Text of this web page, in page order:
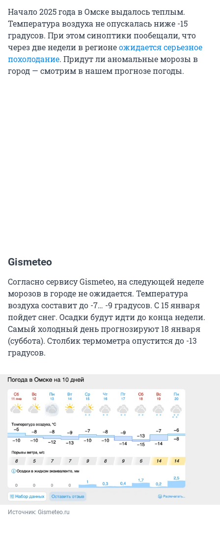
Начало 2025 года в Омске выдалось теплым.
Температура воздуха не опускалась ниже -15
градусов. При этом синоптики пообещали, что
через две недели в регионеожидается серьезное
похолодание. Придут ли аномальные морозы в
город — смотрим в нашем прогнозе погоды.
Gismeteo
Согласно сервису Gismeteo, на следующей неделе
морозов в городе не ожидается. Температура
воздуха составит до -7… -9 градусов. С 15 января
пойдет снег. Осадки будут идти до конца недели.
Самый холодный день прогнозируют 18 января
(суббота). Столбик термометра опустится до -13
градусов.
Источник: Gismeteo.ru